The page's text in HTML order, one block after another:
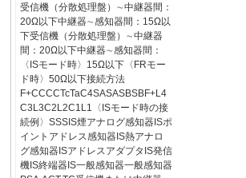
受信機（分散処理盤）∼中継器間：
20Ω以下中継器∼感知器間：15Ω以
下受信機（分散処理盤）∼中継器
間：20Ω以下中継器∼感知器間：
〈ISモード時〉15Ω以下〈FRモー
ド時〉50Ω以下接続方法
F+CCCCTcTaC4SASASBSBF+L4
C3L3C2L2C1L1〈ISモード時の接
続例〉SSSIS煙アナログ感知器ISポ
イントアドレス感知器IS熱アナロ
グ感知器ISアドレスアダプタIS発信
機IS終端器IS一般感知器一般感知器